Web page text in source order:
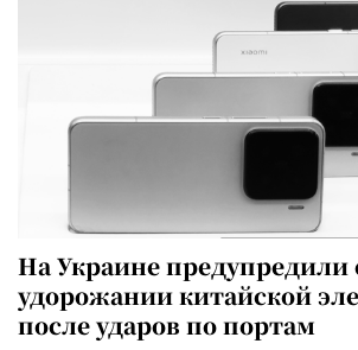
На Украине предупредили
удорожании китайской
после ударов по портам